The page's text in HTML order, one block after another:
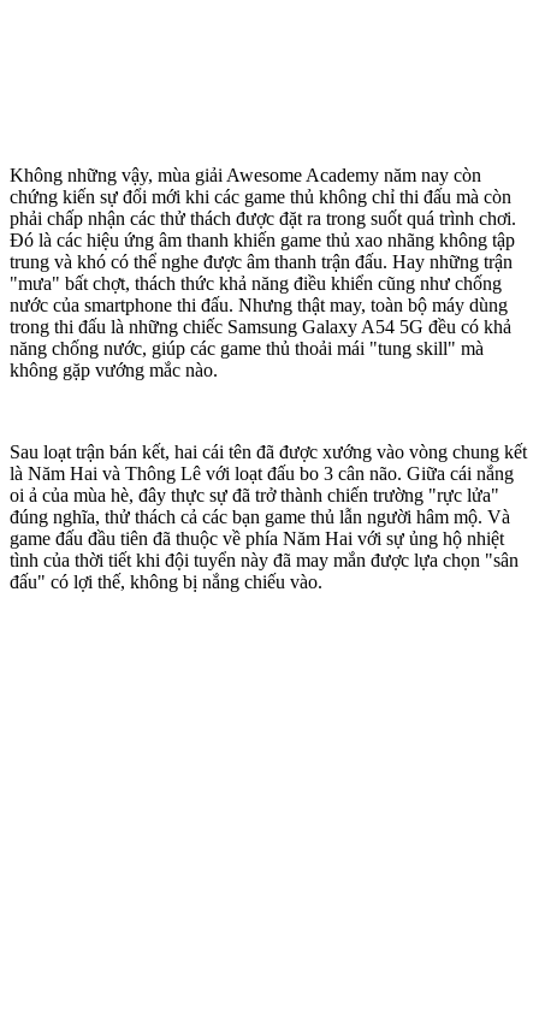
Không những vậy, mùa giải Awesome Academy năm nay còn
chứng kiến sự đổi mới khi các game thủ không chỉ thi đấu mà còn
phải chấp nhận các thử thách được đặt ra trong suốt quá trình chơi.
Đó là các hiệu ứng âm thanh khiến game thủ xao nhãng không tập
trung và khó có thể nghe được âm thanh trận đấu. Hay những trận
"mưa" bất chợt, thách thức khả năng điều khiển cũng như chống
nước của smartphone thi đấu. Nhưng thật may, toàn bộ máy dùng
trong thi đấu là những chiếc Samsung Galaxy A54 5G đều có khả
năng chống nước, giúp các game thủ thoải mái "tung skill" mà
không gặp vướng mắc nào.
Sau loạt trận bán kết, hai cái tên đã được xướng vào vòng chung kết
là Năm Hai và Thông Lê với loạt đấu bo 3 cân não. Giữa cái nắng
oi ả của mùa hè, đây thực sự đã trở thành chiến trường "rực lửa"
đúng nghĩa, thử thách cả các bạn game thủ lẫn người hâm mộ. Và
game đấu đầu tiên đã thuộc về phía Năm Hai với sự ủng hộ nhiệt
tình của thời tiết khi đội tuyển này đã may mắn được lựa chọn "sân
đấu" có lợi thế, không bị nắng chiếu vào.